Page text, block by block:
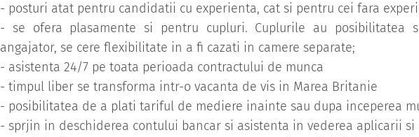
- posturi atat pentru candidatii cu experienta, cat si pentru cei fara
- se ofera plasamente si pentru cupluri. Cuplurile au posibilitatea
angajator, se cere flexibilitate in a fi cazati in camere separate;
- asistenta 24/7 pe toata perioada contractului de munca
- timpul liber se transforma intr-o vacanta de vis in Marea Britanie
- posibilitatea de a plati tariful de mediere inainte sau dupa inceperea
- sprjin in deschiderea contului bancar si asistenta in vederea aplicarii si